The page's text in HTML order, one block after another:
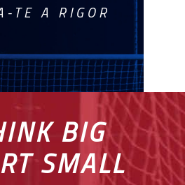
TE A RIGOR
BIG
SMALL